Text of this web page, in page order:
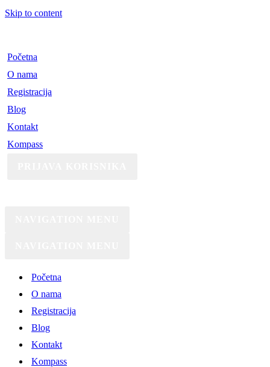
Skip to content
Početna
O nama
Registracija
Blog
Kontakt
Kompass
Početna
O nama
Registracija
Blog
Kontakt
Kompass